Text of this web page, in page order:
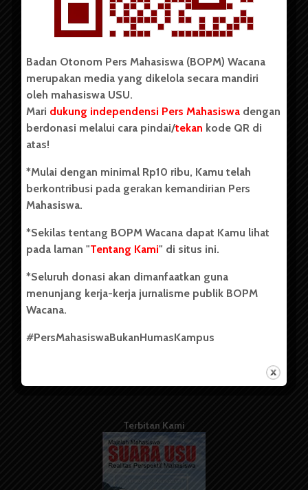
Copyright © 2023. All rights reserved BOPM WACANA.
Badan Otonom Pers Mahasiswa (BOPM) Wacana merupakan
pers mahasiswa yang berdiri di luar kampus dan dikelola
secara mandiri oleh mahasiswa Universitas Sumatera Utara
(USU). Sebelumnya BOPM Wacana merupakan salah satu
Unit Kegiatan Mahasiswa (UKM) di Universitas Sumatera
berdiri pada 1 Juli 1995.
Kontribusi
Info Iklan
Pedoman Media Siber
Kode Etik Jurnalistik
Terbitan Kami
Badan Otonom Pers Mahasiswa (BOPM) Wacana
merupakan media yang dikelola secara mandiri
oleh mahasiswa USU.
Mari dukung independensi Pers Mahasiswa dengan
berdonasi melalui cara pindai/tekan kode QR di
atas!
*Mulai dengan minimal Rp10 ribu, Kamu telah
berkontribusi pada gerakan kemandirian Pers
Mahasiswa.
*Sekilas tentang BOPM Wacana dapat Kamu lihat
pada laman "Tentang Kami" di situs ini.
*Seluruh donasi akan dimanfaatkan guna
menunjang kerja-kerja jurnalisme publik BOPM
Wacana.
#PersMahasiswaBukanHumasKampus